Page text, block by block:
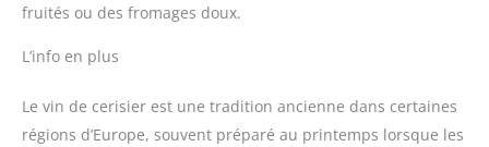
fruités ou des fromages doux.
L’info en plus
Le vin de cerisier est une tradition ancienne dans certaines
régions d’Europe, souvent préparé au printemps lorsque les